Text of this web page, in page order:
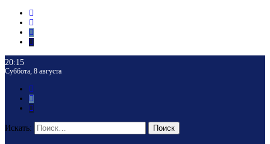
20:15
Суббота, 8 августа
Искать: Поиск